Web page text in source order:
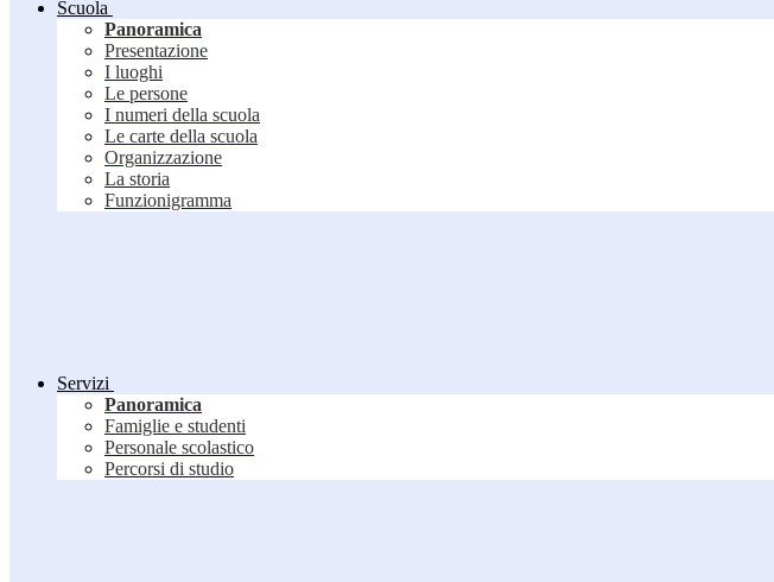
Scuola
Panoramica
Presentazione
I luoghi
Le persone
I numeri della scuola
Le carte della scuola
Organizzazione
La storia
Funzionigramma
Servizi
Panoramica
Famiglie e studenti
Personale scolastico
Percorsi di studio